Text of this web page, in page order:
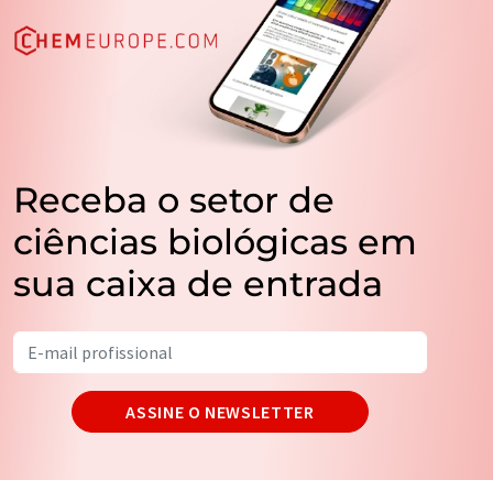
Receba o setor de
ciências biológicas em
sua caixa de entrada
ASSINE O NEWSLETTER